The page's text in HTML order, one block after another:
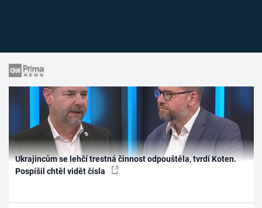
Ukrajincům se lehčí trestná činnost odpouštěla, tvrdí Koten.
Pospíšil chtěl vidět čísla